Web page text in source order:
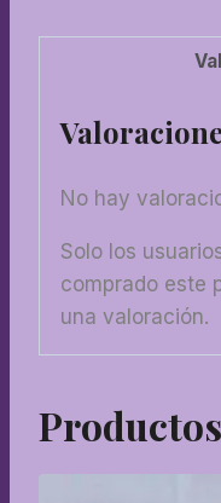
No hay
Solo los
comprado este
una valoración.